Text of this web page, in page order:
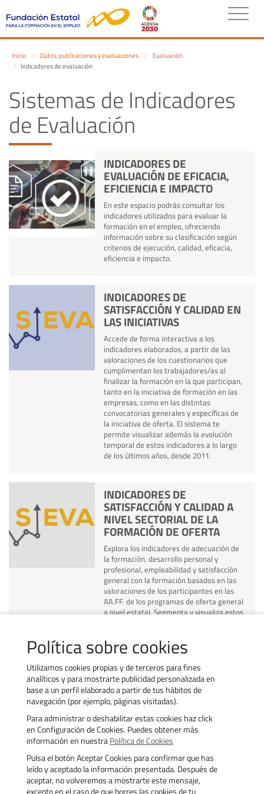
Política sobre cookies
Utilizamos cookies propias y de terceros para fines
analíticos y para mostrarte publicidad personalizada en
base a un perfil elaborado a partir de tus hábitos de
navegación (por ejemplo, páginas visitadas).
Para administrar o deshabilitar estas cookies haz click
en Configuración de Cookies. Puedes obtener más
información en nuestraPolítica de Cookies
Pulsa el botón Aceptar Cookies para confirmar que has
leído y aceptado la información presentada. Después de
aceptar, no volveremos a mostrarte este mensaje,
excepto en el caso de que borres las cookies de tu
Inicio Datos, publicaciones y evaluaciones
Evaluación
Indicadores de evaluación
Sistemas de Indicadores
de Evaluación
INDICADORES DE
EVALUACIÓN DE EFICACIA,
EFICIENCIA E IMPACTO
En este espacio podrás consultar los
indicadores utilizados para evaluar la
formación en el empleo, ofreciendo
información sobre su clasificación según
criterios de ejecución, calidad, eficacia,
eficiencia e impacto.
INDICADORES DE
SATISFACCIÓN Y CALIDAD EN
LAS INICIATIVAS
Accede de forma interactiva a los
indicadores elaborados, a partir de las
valoraciones de los cuestionarios que
cumplimentan los trabajadores/as al
finalizar la formación en la que participan,
tanto en la iniciativa de formación en las
empresas, como en las distintas
convocatorias generales y específicas de
la iniciativa de oferta. El sistema te
permite visualizar además la evolución
temporal de estos indicadores a lo largo
de los últimos años, desde 2011.
INDICADORES DE
SATISFACCIÓN Y CALIDAD A
NIVEL SECTORIAL DE LA
FORMACIÓN DE OFERTA
Explora los indicadores de adecuación de
la formación, desarrollo personal y
profesional, empleabilidad y satisfacción
general con la formación basados en las
valoraciones de los participantes en las
AA.FF. de los programas de oferta general
a nivel estatal. Segmenta y visualiza estos
quieres la perspectiva de género.
Contacto
Política de uso de cookies
Política de privacidad
Accesibilidad
Trabaja con nosotros
Transparencia
Aviso legal
Trámites